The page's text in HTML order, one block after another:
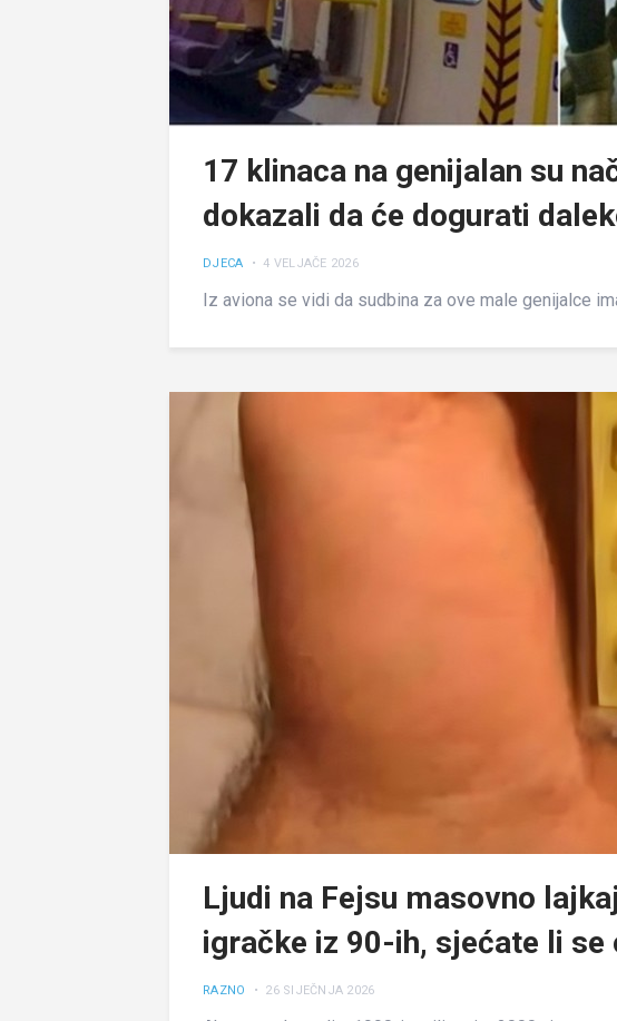
17 klinaca na genijalan su
dokazali da će dogurati
DJECA • 4 VELJAČE 2026
Iz aviona se vidi da sudbina za ove male genijalce
Ljudi na Fejsu masovno
igračke iz 90-ih, sjećate li se
RAZNO • 26 SIJEČNJA 2026